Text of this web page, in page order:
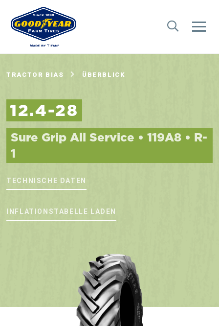
TRACTOR BIAS ÜBERBLICK
12.4-28
Sure Grip All Service • 119A8 • R-
1
TECHNISCHE DATEN
INFLATIONSTABELLE LADEN